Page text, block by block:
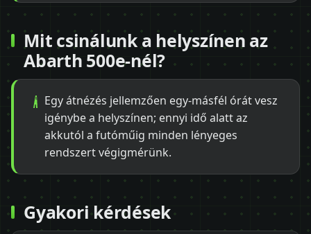
Mit csinálunk a helyszínen az
Abarth 500e-nél?
Egy átnézés jellemzően egy-másfél órát vesz
igénybe a helyszínen; ennyi idő alatt az
akkutól a futóműig minden lényeges
rendszert végigmérünk.
Gyakori kérdések